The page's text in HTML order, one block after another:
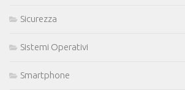
Sicurezza
Sistemi Operativi
Smartphone